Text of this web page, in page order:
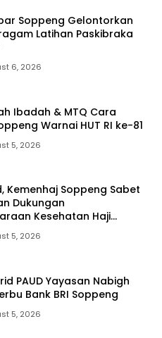
Soppeng Gelontorkan
Latihan Paskibraka
6, 2026
Ibadah & MTQ Cara
Warnai HUT RI ke-81
5, 2026
Kemenhaj Soppeng Sabet
Dukungan
Kesehatan Haji
5, 2026
PAUD Yayasan Nabigh
Bank BRI Soppeng
5, 2026